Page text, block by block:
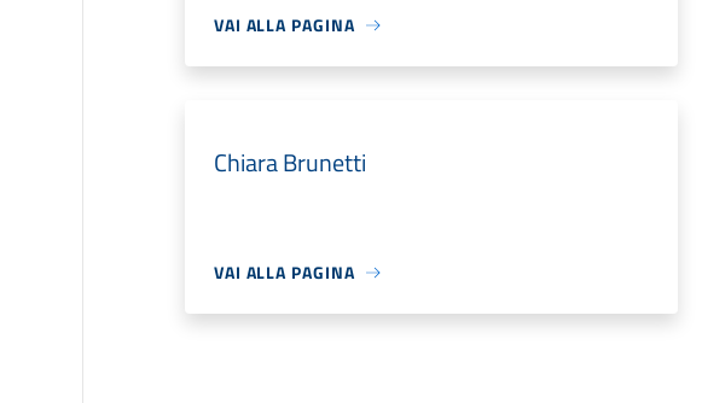
VAI ALLA PAGINA
Chiara Brunetti
VAI ALLA PAGINA